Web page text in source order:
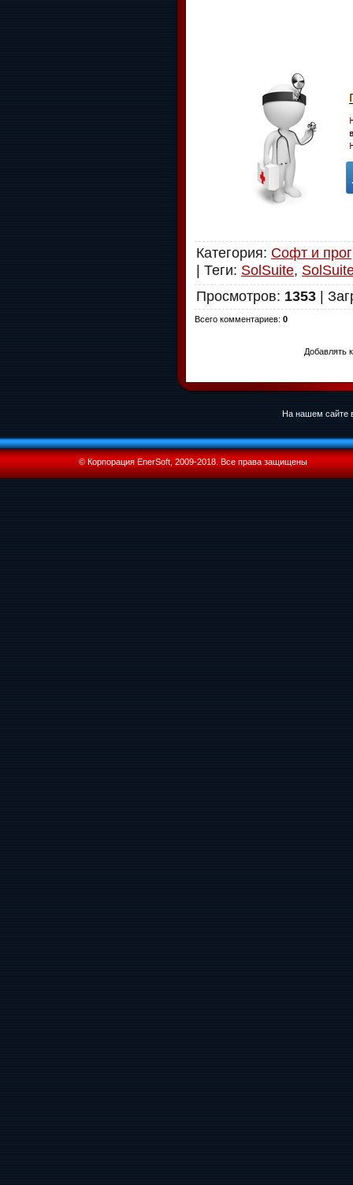
Категория: Софт и
| Теги: SolSuite,
Просмотров: 1353 |
Всего комментариев: 0
Добавлять
На нашем сайте
© Корпорация EnerSoft, 2009-2018. Все права защищены